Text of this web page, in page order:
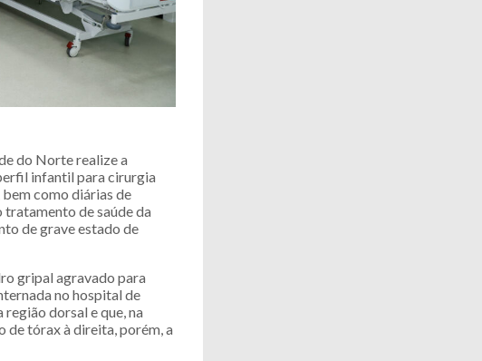
do Norte realize a
infantil para cirurgia
como diárias de
de saúde da
de grave estado de
gripal agravado para
no hospital de
dorsal e que, na
de tórax à direita, porém, a